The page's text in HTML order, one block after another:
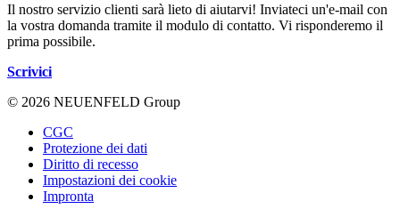
Il nostro servizio clienti sarà lieto di aiutarvi! Inviateci un'e-mail con
la vostra domanda tramite il modulo di contatto. Vi risponderemo il
prima possibile.
Scrivici
© 2026 NEUENFELD Group
CGC
Protezione dei dati
Diritto di recesso
Impostazioni dei cookie
Impronta